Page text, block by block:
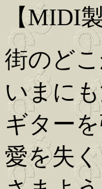
【MIDI
街のど
いまに
ギター
愛を失